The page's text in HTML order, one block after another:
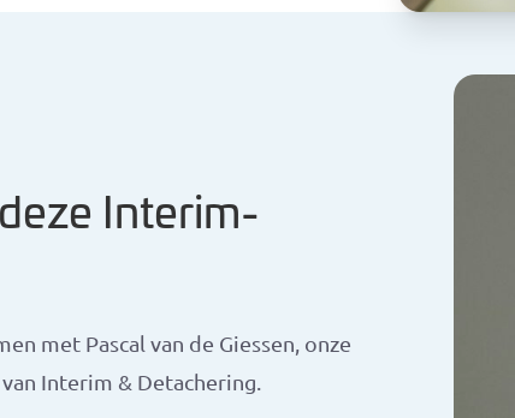
Interim-
met Pascal van de Giessen, onze
Interim & Detachering.